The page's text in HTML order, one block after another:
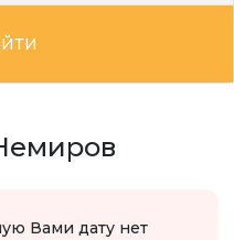
Вами дату нет